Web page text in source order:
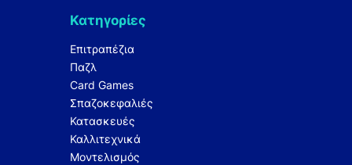
Κατηγορίες
Επιτραπέζια
Παζλ
Card Games
Σπαζοκεφαλιές
Κατασκευές
Καλλιτεχνικά
Μοντελισμός